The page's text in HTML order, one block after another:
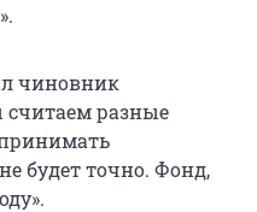
чиновник
считаем разные
будет точно. Фонд,